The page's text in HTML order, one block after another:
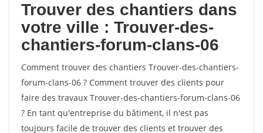
Trouver des chantiers dans
votre ville : Trouver-des-
chantiers-forum-clans-06
Comment trouver des chantiers Trouver-des-chantiers-
forum-clans-06 ? Comment trouver des clients pour
faire des travaux Trouver-des-chantiers-forum-clans-06
? En tant qu'entreprise du bâtiment, il n'est pas
toujours facile de trouver des clients et trouver des